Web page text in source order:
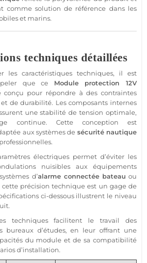
comme solution de référence dans les
et marins.
techniques détaillées
les caractéristiques techniques, il est
que ce Module protection
12V
conçu pour répondre à des contraintes
de durabilité. Les composants internes
une stabilité de tension optimale,
continue. Cette conception est
aux systèmes de sécurité nautique
électriques permet d’éviter les
nuisibles aux équipements
d’alarme connectée bateau ou
cette précision technique est un gage de
ci-dessous illustrent le niveau
techniques facilitent le travail des
bureauxd’études, en leur offrant une
du module et de sa compatibilité
d’installation.